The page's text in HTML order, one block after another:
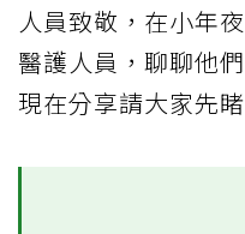
人員致敬，在小年
醫護人員，聊聊他
現在分享請大家先